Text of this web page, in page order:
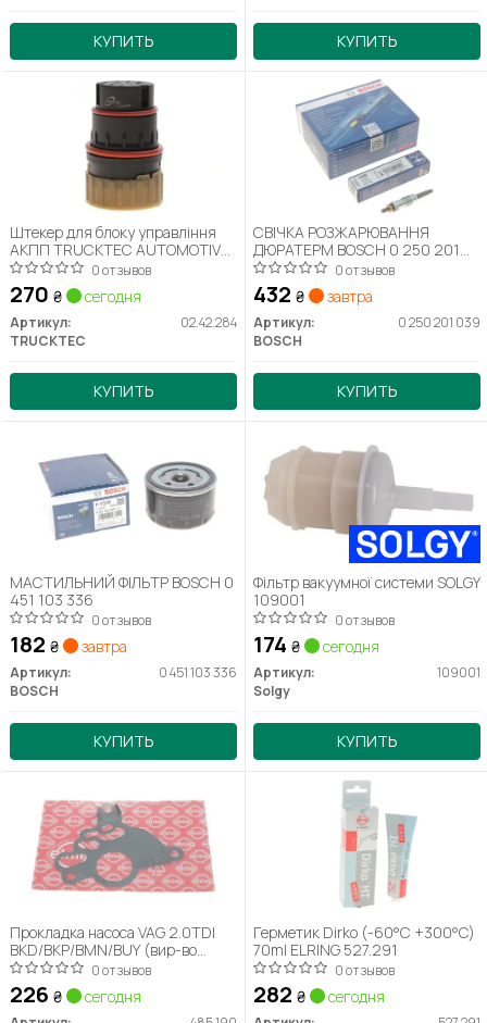
КУПИТЬ КУПИТЬ
Штекер для блоку управління
АКПП TRUCKTEC AUTOMOTIVE
02.42.284 0 отзывов
270 ₴ сегодня
Артикул:
02.42.284
TRUCKTEC
КУПИТЬ
СВІЧКА РОЗЖАРЮВАННЯ
ДЮРАТЕРМ BOSCH 0 250 201
039
0 отзывов
432 ₴ завтра
Артикул:
0 250 201 039
BOSCH
КУПИТЬ
МАСТИЛЬНИЙ ФІЛЬТР BOSCH 0
451 103 336
0 отзывов
182 ₴ завтра
Артикул:
0 451 103 336
BOSCH
КУПИТЬ
Фільтр вакуумної системи SOLGY
109001
0 отзывов
174 ₴ сегодня
Артикул:
109001
Solgy
КУПИТЬ
Прокладка насоса VAG 2.0TDI
BKD/BKP/BMN/BUY (вир-во
Elring)
0 отзывов
226 ₴ сегодня
Герметик Dirko (-60°C +300°C)
70ml ELRING 527.291
0 отзывов
282 ₴ сегодня